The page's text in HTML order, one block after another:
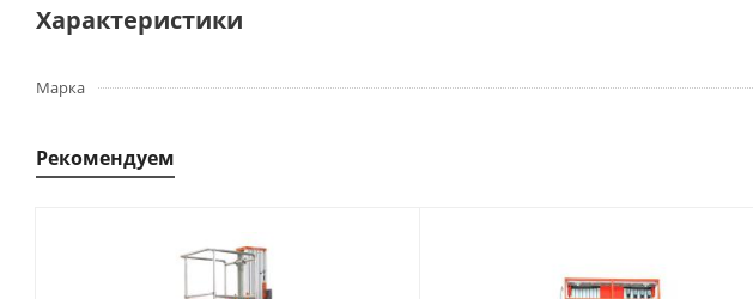
Характеристики
Марка
Рекомендуем